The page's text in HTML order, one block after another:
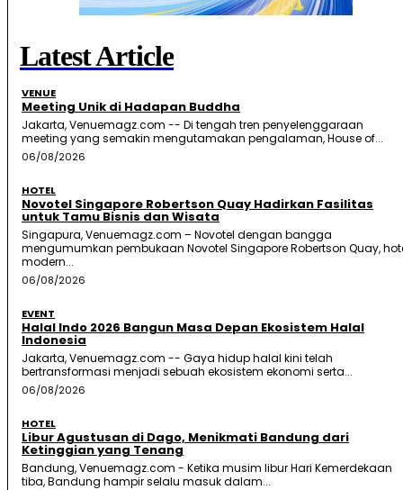
Latest Article
VENUE
Meeting Unik di Hadapan Buddha
Jakarta, Venuemagz.com -- Di tengah tren penyelenggaraan
meeting yang semakin mengutamakan pengalaman, House of...
06/08/2026
HOTEL
Novotel Singapore Robertson Quay Hadirkan Fasilitas
untuk Tamu Bisnis dan Wisata
Singapura, Venuemagz.com – Novotel dengan bangga
mengumumkan pembukaan Novotel Singapore Robertson Quay,
modern...
06/08/2026
EVENT
Halal Indo 2026 Bangun Masa Depan Ekosistem Halal
Indonesia
Jakarta, Venuemagz.com -- Gaya hidup halal kini telah
bertransformasi menjadi sebuah ekosistem ekonomi serta...
06/08/2026
HOTEL
Libur Agustusan di Dago, Menikmati Bandung dari
Ketinggian yang Tenang
Bandung, Venuemagz.com - Ketika musim libur Hari Kemerdekaan
tiba, Bandung hampir selalu masuk dalam...